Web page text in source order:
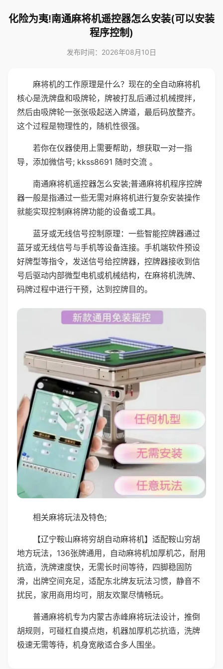
化险为夷!南通麻将机遥控器怎么安装(可以安装
程序控制)
发布时间：2026年08月10日
麻将机的工作原理是什么？现在的全自动麻将机
核心是洗牌盘和吸牌轮，牌被打乱后通过机械搅拌，
然后由吸牌轮一张张吸起送入牌道，最后码放整齐。
这个过程是物理性的，随机性很强。
若你在仪器使用上需要帮助，想获取一对一指
导，添加微信号; kkss8691 随时交流 。
南通麻将机遥控器怎么安装;普通麻将机程序控牌
器一般是指通过一些无需对麻将机进行复杂安装操作
就能实现控制麻将牌功能的设备或工具。
蓝牙或无线信号控制原理：一些智能控牌器通过
蓝牙或无线信号与手机等设备连接。手机端软件预设
好牌型等指令，发送信号给控牌器，控牌器接收到信
号后驱动内部微型电机或机械结构，在麻将机洗牌、
码牌过程中进行干预，达到控牌目的。
相关麻将玩法及特色;
【辽宁鞍山麻将穷胡自动麻将机】适配鞍山穷胡
地方玩法，136张牌通用，自动麻将机加厚机芯，耐用
抗造，洗牌速度快，无需长时间等待，四脚稳固防
滑，出牌空间充足，适配东北牌友玩法习惯，静音不
扰民，家用商用均可，朋友欢聚尽情畅玩。
普通麻将机专为内蒙古赤峰麻将玩法设计，推倒
胡规则，可碰杠自摸点炮，机器加厚机芯抗造，洗牌
极速无需等待，机身宽敞适合多人围坐。